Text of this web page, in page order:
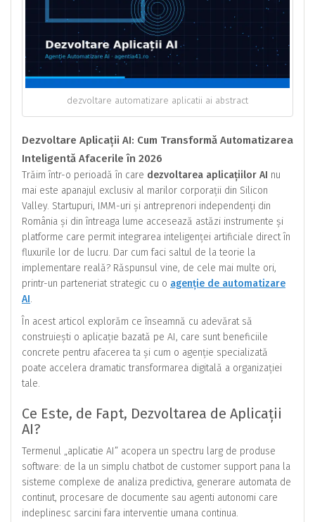
dezvoltare automatizare aplicatii ai abstract
Dezvoltare Aplicații AI: Cum Transformă Automatizarea
Inteligentă Afacerile în 2026
Trăim într-o perioadă în care dezvoltarea aplicațiilor AI nu
mai este apanajul exclusiv al marilor corporații din Silicon
Valley. Startupuri, IMM-uri și antreprenori independenți din
România și din întreaga lume accesează astăzi instrumente și
platforme care permit integrarea inteligenței artificiale direct în
fluxurile lor de lucru. Dar cum faci saltul de la teorie la
implementare reală? Răspunsul vine, de cele mai multe ori,
printr-un parteneriat strategic cu o agenție de automatizare
AI.
În acest articol explorăm ce înseamnă cu adevărat să
construiești o aplicație bazată pe AI, care sunt beneficiile
concrete pentru afacerea ta și cum o agenție specializată
poate accelera dramatic transformarea digitală a organizației
tale.
Ce Este, de Fapt, Dezvoltarea de Aplicații
AI?
Termenul „aplicatie AI” acopera un spectru larg de produse
software: de la un simplu chatbot de customer support pana la
sisteme complexe de analiza predictiva, generare automata de
continut, procesare de documente sau agenti autonomi care
indeplinesc sarcini fara interventie umana continua.